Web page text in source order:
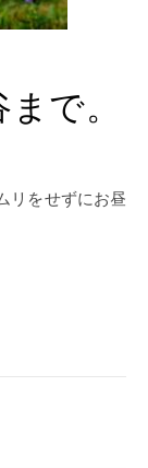
で。